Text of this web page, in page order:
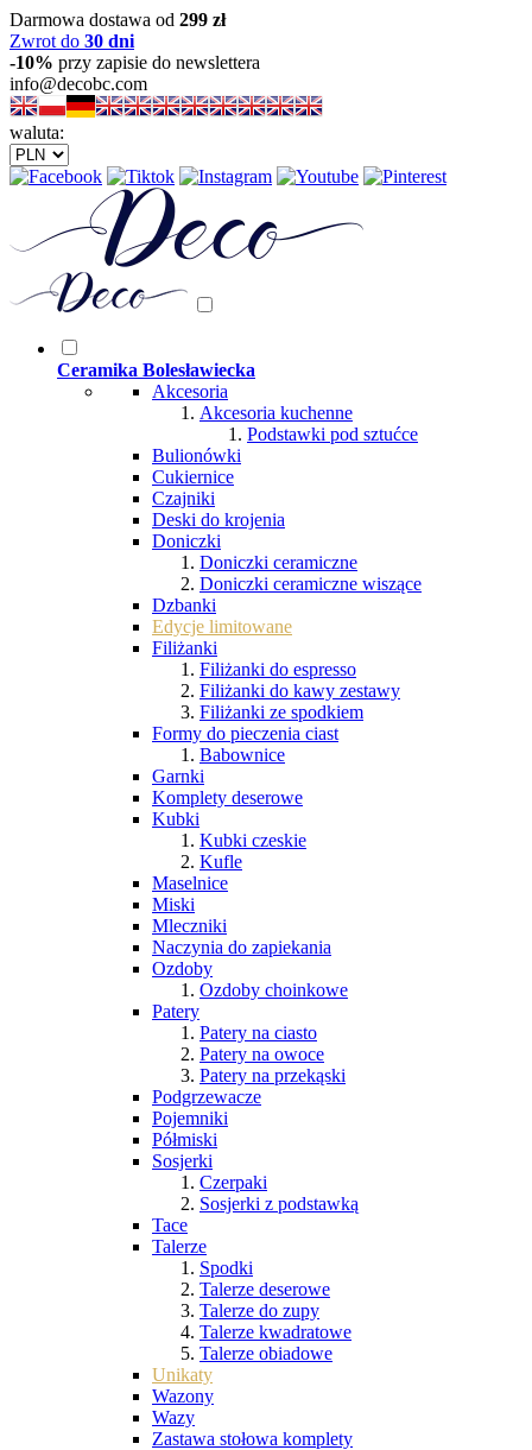
Darmowa dostawa od 299 zł
Zwrot do 30 dni
-10% przy zapisie do newslettera
info@decobc.com
waluta:
Ceramika Bolesławiecka
Akcesoria
Akcesoria kuchenne
Podstawki pod sztućce
Bulionówki
Cukiernice
Czajniki
Deski do krojenia
Doniczki
Doniczki ceramiczne
Doniczki ceramiczne wiszące
Dzbanki
Edycje limitowane
Filiżanki
Filiżanki do espresso
Filiżanki do kawy zestawy
Filiżanki ze spodkiem
Formy do pieczenia ciast
Babownice
Garnki
Komplety deserowe
Kubki
Kubki czeskie
Kufle
Maselnice
Miski
Mleczniki
Naczynia do zapiekania
Ozdoby
Ozdoby choinkowe
Patery
Patery na ciasto
Patery na owoce
Patery na przekąski
Podgrzewacze
Pojemniki
Półmiski
Sosjerki
Czerpaki
Sosjerki z podstawką
Tace
Talerze
Spodki
Talerze deserowe
Talerze do zupy
Talerze kwadratowe
Talerze obiadowe
Unikaty
Wazony
Wazy
Zastawa stołowa komplety